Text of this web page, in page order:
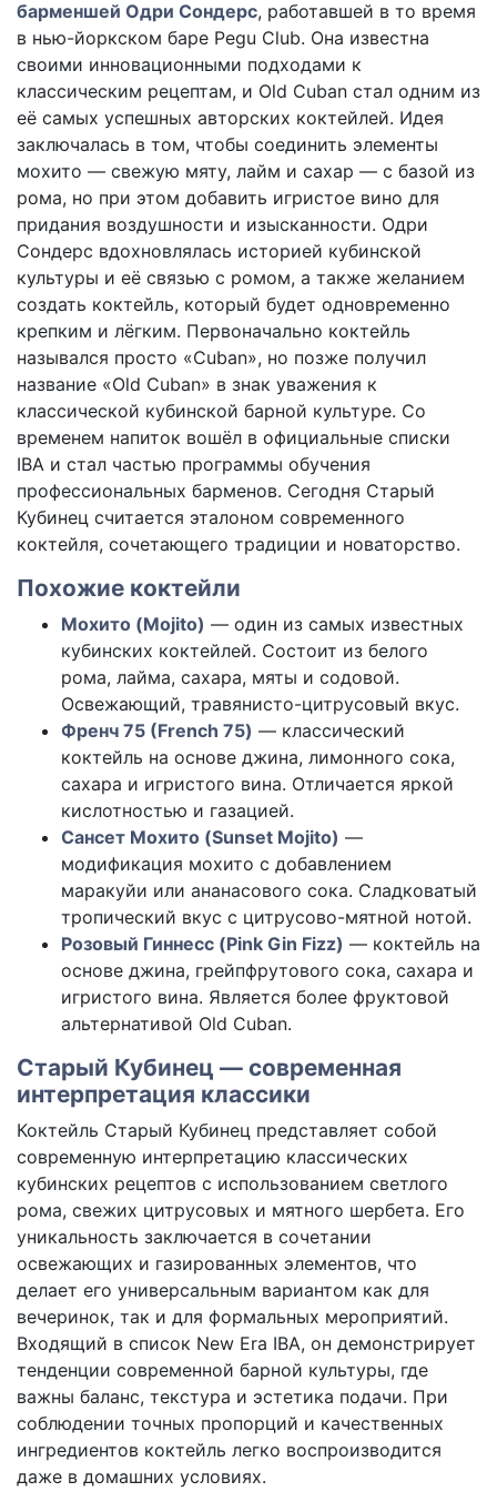
барменшей Одри Сондерс, работавшей в то время
в нью-йоркском баре Pegu Club. Она известна
своими инновационными подходами к
классическим рецептам, и Old Cuban стал одним из
её самых успешных авторских коктейлей. Идея
заключалась в том, чтобы соединить элементы
мохито — свежую мяту, лайм и сахар — с базой из
рома, но при этом добавить игристое вино для
придания воздушности и изысканности. Одри
Сондерс вдохновлялась историей кубинской
культуры и её связью с ромом, а также желанием
создать коктейль, который будет одновременно
крепким и лёгким. Первоначально коктейль
назывался просто «Cuban», но позже получил
название «Old Cuban» в знак уважения к
классической кубинской барной культуре. Со
временем напиток вошёл в официальные списки
IBA и стал частью программы обучения
профессиональных барменов. Сегодня Старый
Кубинец считается эталоном современного
коктейля, сочетающего традиции и новаторство.
Похожие коктейли
Мохито (Mojito) — один из самых известных
кубинских коктейлей. Состоит из белого
рома, лайма, сахара, мяты и содовой.
Освежающий, травянисто-цитрусовый вкус.
Френч 75 (French 75) — классический
коктейль на основе джина, лимонного сока,
сахара и игристого вина. Отличается яркой
кислотностью и газацией.
Сансет Мохито (Sunset Mojito) —
модификация мохито с добавлением
маракуйи или ананасового сока. Сладковатый
тропический вкус с цитрусово-мятной нотой.
Розовый Гиннесс (Pink Gin Fizz) — коктейль на
основе джина, грейпфрутового сока, сахара и
игристого вина. Является более фруктовой
альтернативой Old Cuban.
Старый Кубинец — современная
интерпретация классики
Коктейль Старый Кубинец представляет собой
современную интерпретацию классических
кубинских рецептов с использованием светлого
рома, свежих цитрусовых и мятного шербета. Его
уникальность заключается в сочетании
освежающих и газированных элементов, что
делает его универсальным вариантом как для
вечеринок, так и для формальных мероприятий.
Входящий в список New Era IBA, он демонстрирует
тенденции современной барной культуры, где
важны баланс, текстура и эстетика подачи. При
соблюдении точных пропорций и качественных
ингредиентов коктейль легко воспроизводится
даже в домашних условиях.